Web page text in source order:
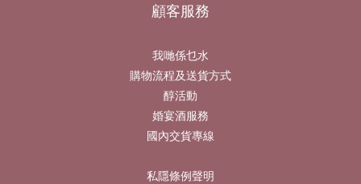
顧客服務
我哋係乜水
購物流程及送貨方式
醇活動
婚宴酒服務
國內交貨專線
私隱條例聲明